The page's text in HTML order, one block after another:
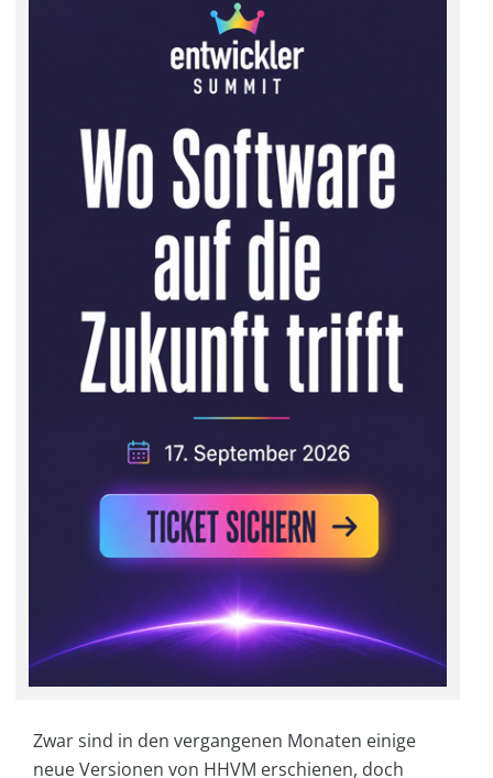
Zwar sind in den vergangenen Monaten einige
neue Versionen von HHVM erschienen, doch